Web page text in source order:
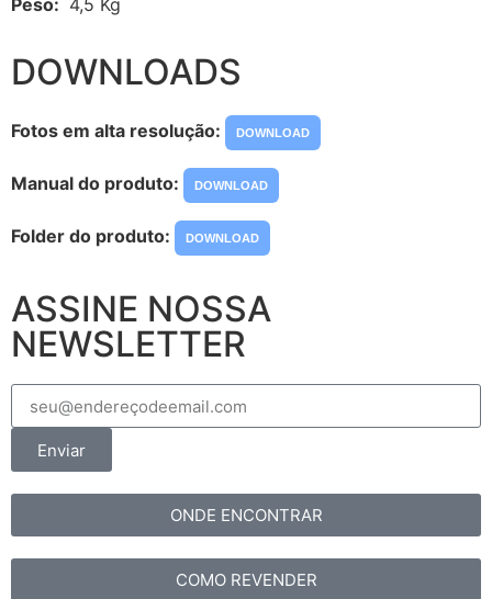
DOWNLOADS
Fotos em alta resolução: DOWNLOAD
Manual do produto: DOWNLOAD
Folder do produto: DOWNLOAD
ASSINE NOSSA
NEWSLETTER
Enviar
ONDE ENCONTRAR
COMO REVENDER